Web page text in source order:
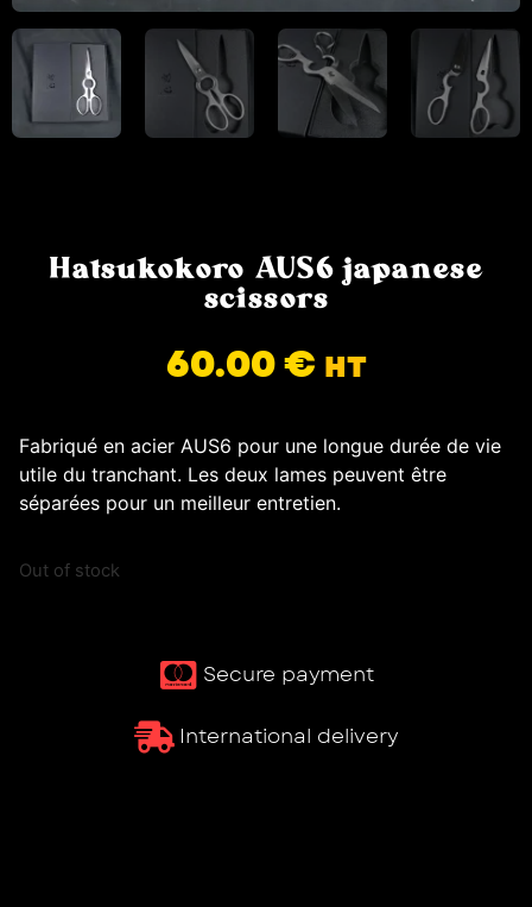
Hatsukokoro AUS6 japanese
scissors
60.00€ HT
Fabriqué en acier AUS6 pour une longue durée de vie
utile du tranchant. Les deux lames peuvent être
séparées pour un meilleur entretien.
Out of stock
Secure payment
International delivery